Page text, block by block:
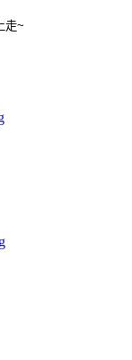
走~